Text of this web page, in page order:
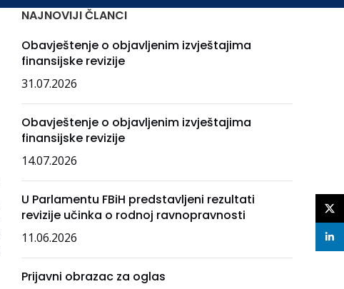
NAJNOVIJI ČLANCI
Obavještenje o objavljenim izvještajima
finansijske revizije
31.07.2026
Obavještenje o objavljenim izvještajima
finansijske revizije
14.07.2026
U Parlamentu FBiH predstavljeni rezultati
revizije učinka o rodnoj ravnopravnosti
11.06.2026
Prijavni obrazac za oglas